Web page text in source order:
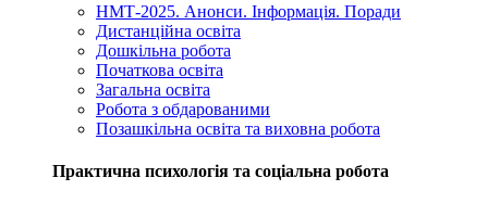
НМТ-2025. Анонси. Інформація. Поради
Дистанційна освіта
Дошкільна робота
Початкова освіта
Загальна освіта
Робота з обдарованими
Позашкільна освіта та виховна робота
Практична психологія та соціальна робота